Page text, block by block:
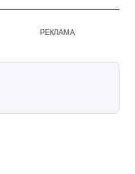
РЕКЛАМА